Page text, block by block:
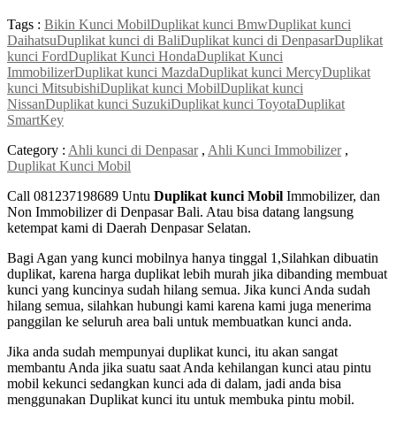
Tags : Bikin Kunci MobilDuplikat kunci BmwDuplikat kunci
DaihatsuDuplikat kunci di BaliDuplikat kunci di DenpasarDuplikat
kunci FordDuplikat Kunci HondaDuplikat Kunci
ImmobilizerDuplikat kunci MazdaDuplikat kunci MercyDuplikat
kunci MitsubishiDuplikat kunci MobilDuplikat kunci
NissanDuplikat kunci SuzukiDuplikat kunci ToyotaDuplikat
SmartKey
Category : Ahli kunci di Denpasar, Ahli Kunci Immobilizer,
Duplikat Kunci Mobil
Call 081237198689 Untu Duplikat kunci Mobil Immobilizer, dan
Non Immobilizer di Denpasar Bali. Atau bisa datang langsung
ketempat kami di Daerah Denpasar Selatan.
Bagi Agan yang kunci mobilnya hanya tinggal 1,Silahkan dibuatin
duplikat, karena harga duplikat lebih murah jika dibanding membuat
kunci yang kuncinya sudah hilang semua. Jika kunci Anda sudah
hilang semua, silahkan hubungi kami karena kami juga menerima
panggilan ke seluruh area bali untuk membuatkan kunci anda.
Jika anda sudah mempunyai duplikat kunci, itu akan sangat
membantu Anda jika suatu saat Anda kehilangan kunci atau pintu
mobil kekunci sedangkan kunci ada di dalam, jadi anda bisa
menggunakan Duplikat kunci itu untuk membuka pintu mobil.